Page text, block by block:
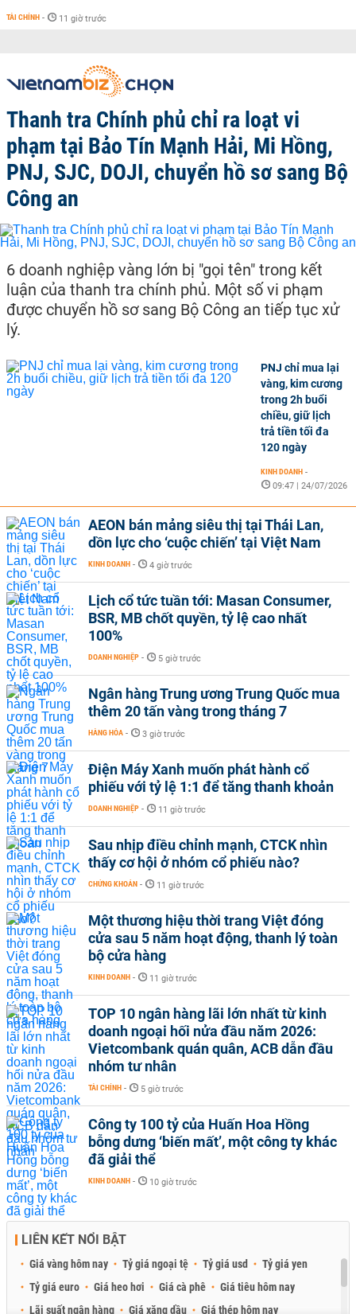
TÀI CHÍNH - 11 giờ trước
Thanh tra Chính phủ chỉ ra loạt vi
phạm tại Bảo Tín Mạnh Hải, Mi Hồng,
PNJ, SJC, DOJI, chuyển hồ sơ sang Bộ
Công an
6 doanh nghiệp vàng lớn bị "gọi tên" trong kết
luận của thanh tra chính phủ. Một số vi phạm
được chuyển hồ sơ sang Bộ Công an tiếp tục xử
lý.
PNJ chỉ mua lại
vàng, kim cương
trong 2h buổi
chiều, giữ lịch
trả tiền tối đa
120 ngày
KINH DOANH -
09:47 | 24/07/2026
AEON bán mảng siêu thị tại Thái Lan,
dồn lực cho ‘cuộc chiến’ tại Việt Nam
KINH DOANH - 4 giờ trước
Lịch cổ tức tuần tới: Masan Consumer,
BSR, MB chốt quyền, tỷ lệ cao nhất
100%
DOANH NGHIỆP - 5 giờ trước
Ngân hàng Trung ương Trung Quốc mua
thêm 20 tấn vàng trong tháng 7
HÀNG HÓA - 3 giờ trước
Điện Máy Xanh muốn phát hành cổ
phiếu với tỷ lệ 1:1 để tăng thanh khoản
DOANH NGHIỆP - 11 giờ trước
Sau nhịp điều chỉnh mạnh, CTCK nhìn
thấy cơ hội ở nhóm cổ phiếu nào?
CHỨNG KHOÁN - 11 giờ trước
Một thương hiệu thời trang Việt đóng
cửa sau 5 năm hoạt động, thanh lý toàn
bộ cửa hàng
KINH DOANH - 11 giờ trước
TOP 10 ngân hàng lãi lớn nhất từ kinh
doanh ngoại hối nửa đầu năm 2026:
Vietcombank quán quân, ACB dẫn đầu
nhóm tư nhân
TÀI CHÍNH - 5 giờ trước
Công ty 100 tỷ của Huấn Hoa Hồng
bỗng dưng ‘biến mất’, một công ty khác
đã giải thể
KINH DOANH - 10 giờ trước
LIÊN KẾT NỔI BẬT
Giá vàng hôm nay Tỷ giá ngoại tệ Tỷ giá usd
Tỷ giá yen
Tỷ giá euro
Giá heo hơi Giá cà phê
Giá tiêu hôm nay
Lãi suất ngân hàng
Giá xăng dầu Giá thép hôm nay